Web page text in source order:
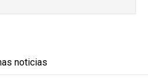
noticias